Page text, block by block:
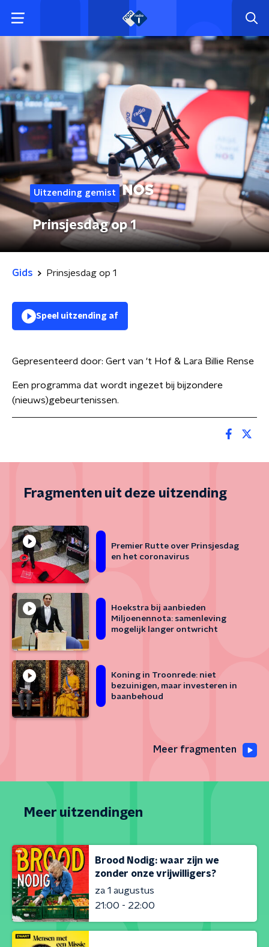
Uitzending gemist
Prinsjesdag op 1
Gids Prinsjesdag op 1
Speel uitzending af
Gepresenteerd door: Gert van 't Hof & Lara Billie Rense
Een programma dat wordt ingezet bij bijzondere
(nieuws)gebeurtenissen.
Fragmenten uit deze uitzending
Premier Rutte over Prinsjesdag
en het coronavirus
Hoekstra bij aanbieden
Miljoenennota: samenleving
mogelijk langer ontwricht
Koning in Troonrede: niet
bezuinigen, maar investeren in
baanbehoud
Meer fragmenten
Meer uitzendingen
Brood Nodig: waar zijn we
zonder onze vrijwilligers?
za 1 augustus
21:00 - 22:00